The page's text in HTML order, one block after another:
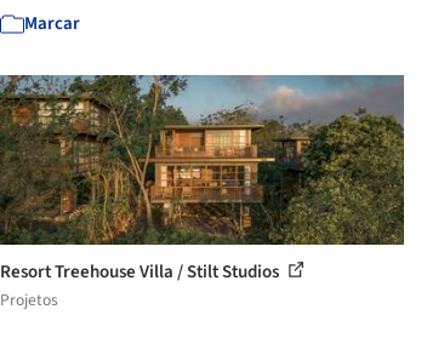
Marcar
Resort Treehouse Villa / Stilt Studios
Projetos